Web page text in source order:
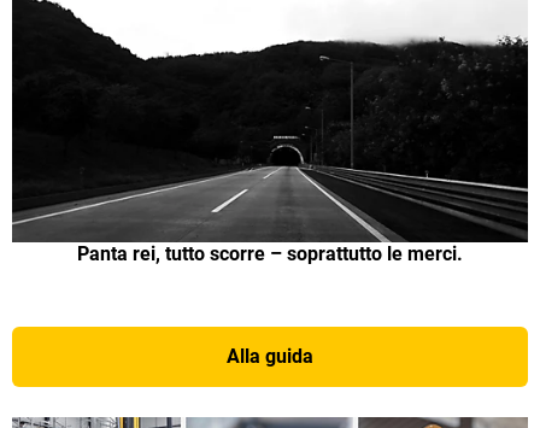
Panta rei, tutto scorre – soprattutto le merci.
Alla guida